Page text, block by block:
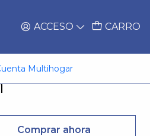
ACCESO CARRO
Multihogar
Comprar ahora